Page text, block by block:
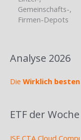
Gemeinschafts-,
Firmen-Depots
Analyse 2026
Die Wirklich besten
ETF der Woche
ISE CTA Cloud